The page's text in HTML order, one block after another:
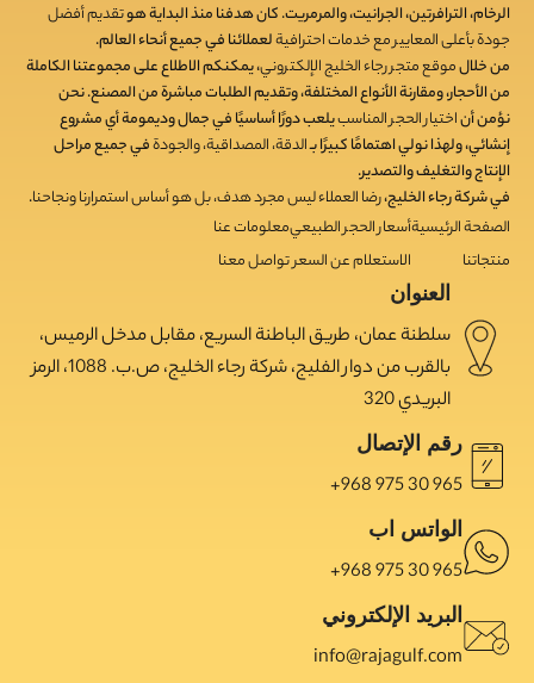
الرخام، الترافرتين، الجرانيت، والمرمريت. كان هدفنا منذ البداية هوتقديم أفضل
جودة بأعلى المعايير مع خدمات احترافيةلعملائنا في جميع أنحاء العالم.
من خلالموقع متجر رجاء الخليج الإلكتروني، يمكنكم الاطلاع على مجموعتنا الكاملة
من الأحجار، ومقارنة الأنواع المختلفة، وتقديم الطلبات مباشرة من المصنع. نحن
نؤمن أناختيار الحجر المناسبيلعب دورًا أساسيًا في جمال وديمومة أي مشروع
إنشائي، ولهذا نولي اهتمامًا كبيرًا بـالدقة، المصداقية، والجودةفي جميع مراحل
الإنتاج والتغليف والتصدير.
في شركة رجاء الخليج،رضا العملاء ليس مجرد هدف، بل هو أساس استمرارنا ونجاحنا.
الصفحة الرئيسية
منتجاتنا
أسعار الحجر الطبيعي
الاستعلام عن السعر
معلومات عنا
تواصل معنا
العنوان
سلطنة عمان، طريق الباطنة السريع، مقابل مدخل الرميس،
بالقرب من دوار الفليج، شركة رجاء الخليج، ص.ب. 1088، الرمز
البريدي 320
رقم الإتصال
965 30 975 968+
الواتس اب
965 30 975 968+
البريد الإلكتروني
info@rajagulf.com